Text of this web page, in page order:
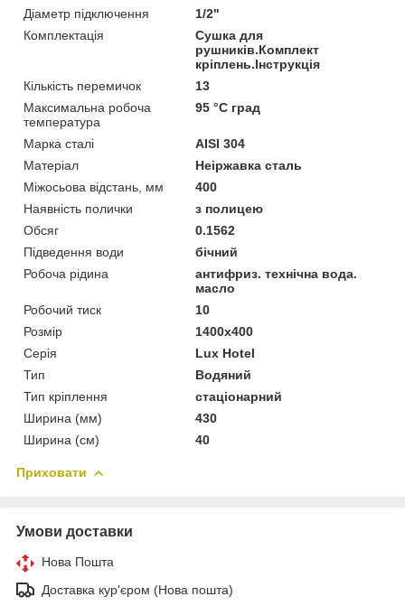
Діаметр підключення
1/2"
Комплектація
Сушка для
рушників.Комплект
кріплень.Інструкція
Кількість перемичок
13
Максимальна робоча
температура
95 °С град
Марка сталі
AISI 304
Матеріал
Неіржавка сталь
Міжосьова відстань, мм
400
Наявність полички
з полицею
Обсяг
0.1562
Підведення води
бічний
Робоча рідина
антифриз. технічна вода.
масло
Робочий тиск
10
Розмір
1400x400
Серія
Lux Hotel
Тип
Водяний
Тип кріплення
стаціонарний
Ширина (мм)
430
Ширина (см)
40
Приховати
Умови доставки
Нова Пошта
Доставка кур'єром (Нова пошта)